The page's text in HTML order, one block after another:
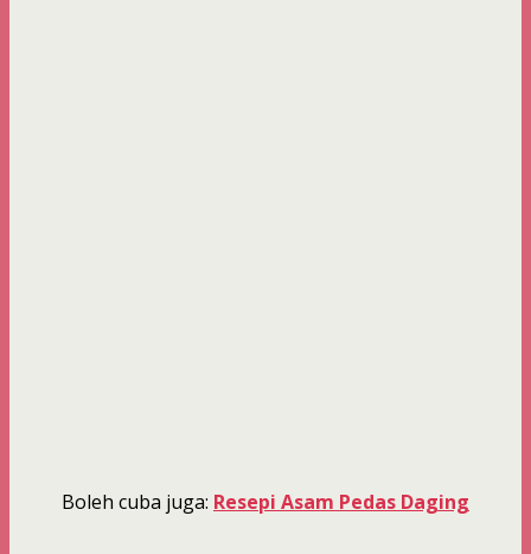
Boleh cuba juga: Resepi Asam Pedas Daging